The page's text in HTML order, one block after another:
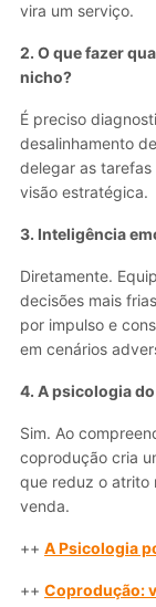
vira um serviço.
2. O que fazer
nicho?
É preciso
desalinhamento
delegar as
visão estratégica.
3. Inteligência
Diretamente.
decisões mais
por impulso e
em cenários
4. A psicologia
Sim. Ao
coprodução cria
que reduz o atrito
venda.
++ A Psicologia
++ Coprodução: